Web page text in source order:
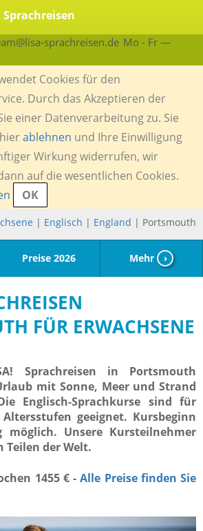
Sprachreisen
sprachreisen.de Mo - Fr —
Cookies für den
Durch das Akzeptieren der
einer Datenverarbeitung zu. Sie
ablehnen und Ihre Einwilligung
Wirkung widerrufen, wir
auf die wesentlichen Cookies.
OK
| Englisch | England | Portsmouth
Preise 2026 Mehr ›
FÜR ERWACHSENE
Sprachreisen in Portsmouth
mit Sonne, Meer und Strand
Englisch-Sprachkurse sind für
geeignet. Kursbeginn
Unsere Kursteilnehmer
Teilen der Welt.
1455 € -Alle Preise finden Sie